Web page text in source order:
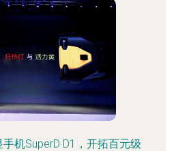
机SuperD D1，开拓百元级